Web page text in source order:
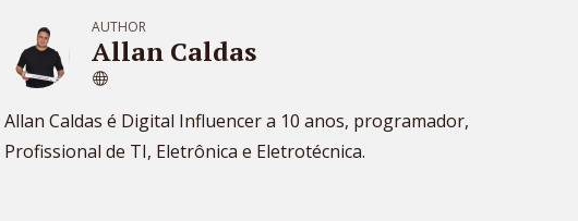
AUTHOR
Allan Caldas
Allan Caldas é Digital Influencer a 10 anos, programador,
Profissional de TI, Eletrônica e Eletrotécnica.